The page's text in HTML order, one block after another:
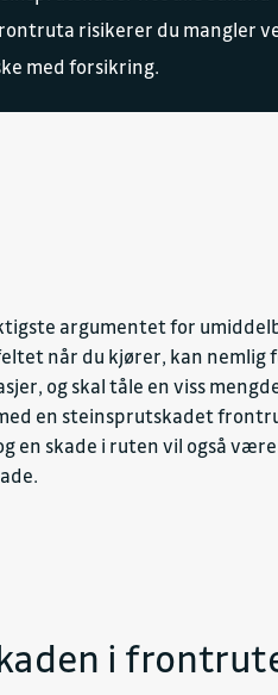
risikerer du mangler
med forsikring.
argumentet for
når du kjører, kan
og skal tåle en viss
en steinsprutskadet
en skade i ruten vil også
i